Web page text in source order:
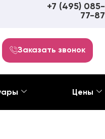
+7 (495) 085-
77-87
Заказать звонок
Цены